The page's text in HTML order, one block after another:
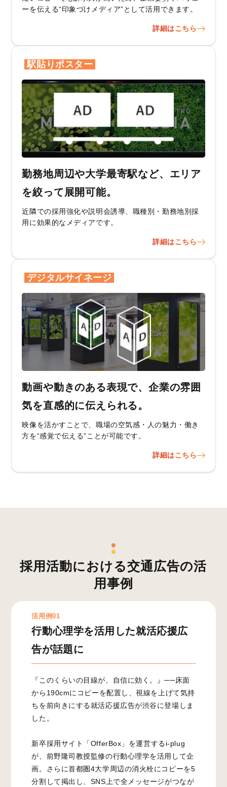
ーを伝える“印象づけメディア”として活用できます。
詳細はこちら
駅貼りポスター
勤務地周辺や大学最寄駅など、エリア
を絞って展開可能。
近隣での採用強化や説明会誘導、職種別・勤務地別採
用に効果的なメディアです。
詳細はこちら
デジタルサイネージ
動画や動きのある表現で、企業の雰囲
気を直感的に伝えられる。
映像を活かすことで、職場の空気感・人の魅力・働き
方を“感覚で伝える”ことが可能です。
詳細はこちら
採用活動における交通広告の活
用事例
活用例01
行動心理学を活用した就活応援広
告が話題に
『このくらいの目線が、自信に効く。』──床面
から190cmにコピーを配置し、視線を上げて気持
ちを前向きにする就活応援広告が渋谷に登場しま
した。
新卒採用サイト「OfferBox」を運営するi-plug
が、前野隆司教授監修の行動心理学を活用して企
画。さらに首都圏4大学周辺の消火栓にコピーを5
分割して掲出し、SNS上で全メッセージがつなが